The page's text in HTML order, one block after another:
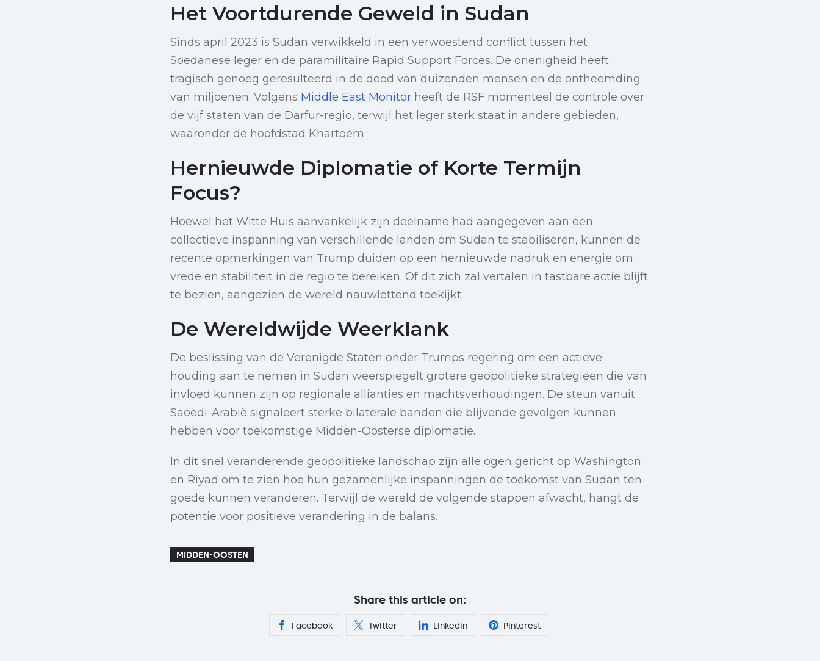
Het Voortdurende Geweld in Sudan
Sinds april 2023 is Sudan verwikkeld in een verwoestend conflict tussen het
Soedanese leger en de paramilitaire Rapid Support Forces. De onenigheid heeft
tragisch genoeg geresulteerd in de dood van duizenden mensen en de ontheemding
van miljoenen. Volgens Middle East Monitor heeft de RSF momenteel de controle over
de vijf staten van de Darfur-regio, terwijl het leger sterk staat in andere gebieden,
waaronder de hoofdstad Khartoem.
Hernieuwde Diplomatie of Korte Termijn
Focus?
Hoewel het Witte Huis aanvankelijk zijn deelname had aangegeven aan een
collectieve inspanning van verschillende landen om Sudan te stabiliseren, kunnen de
recente opmerkingen van Trump duiden op een hernieuwde nadruk en energie om
vrede en stabiliteit in de regio te bereiken. Of dit zich zal vertalen in tastbare actie blijft
te bezien, aangezien de wereld nauwlettend toekijkt.
De Wereldwijde Weerklank
De beslissing van de Verenigde Staten onder Trumps regering om een actieve
houding aan te nemen in Sudan weerspiegelt grotere geopolitieke strategieën die van
invloed kunnen zijn op regionale allianties en machtsverhoudingen. De steun vanuit
Saoedi-Arabië signaleert sterke bilaterale banden die blijvende gevolgen kunnen
hebben voor toekomstige Midden-Oosterse diplomatie.
In dit snel veranderende geopolitieke landschap zijn alle ogen gericht op Washington
en Riyad om te zien hoe hun gezamenlijke inspanningen de toekomst van Sudan ten
goede kunnen veranderen. Terwijl de wereld de volgende stappen afwacht, hangt de
potentie voor positieve verandering in de balans.
MIDDEN-OOSTEN
Share this article on:
Facebook Twitter Linkedin Pinterest